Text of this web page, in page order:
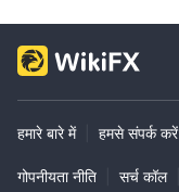
हमारे बारे में हमसे संपर्क करें
गोपनीयता नीति सर्च कॉल